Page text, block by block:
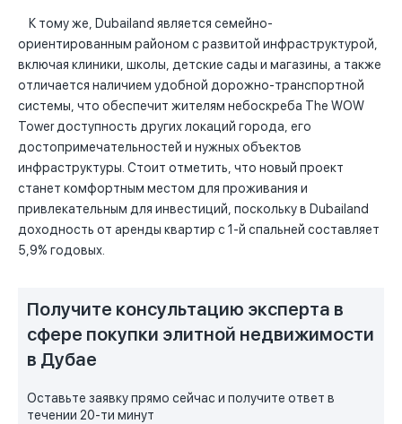
К тому же, Dubailand является семейно-
ориентированным районом с развитой инфраструктурой,
включая клиники, школы, детские сады и магазины, а также
отличается наличием удобной дорожно-транспортной
системы, что обеспечит жителям небоскреба The WOW
Tower доступность других локаций города, его
достопримечательностей и нужных объектов
инфраструктуры. Стоит отметить, что новый проект
станет комфортным местом для проживания и
привлекательным для инвестиций, поскольку в Dubailand
доходность от аренды квартир с 1-й спальней составляет
5,9% годовых.
Получите консультацию эксперта в
сфере покупки элитной недвижимости
в Дубае
Оставьте заявку прямо сейчас и получите ответ в
течении 20-ти минут